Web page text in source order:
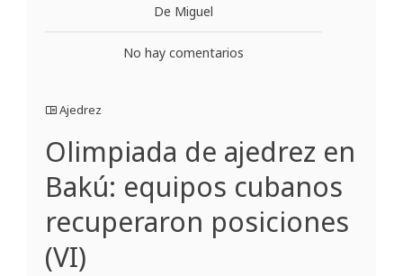
De Miguel
No hay comentarios
Ajedrez
Olimpiada de ajedrez en
Bakú: equipos cubanos
recuperaron posiciones
(VI)